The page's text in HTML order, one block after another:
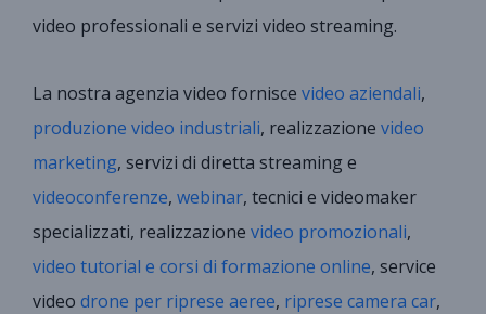
video professionali e servizi video streaming.
La nostra agenzia video fornisce video aziendali,
produzione video industriali, realizzazione video
marketing, servizi di diretta streaming e
videoconferenze, webinar, tecnici e videomaker
specializzati, realizzazione video promozionali,
video tutorial e corsi di formazione online, service
video drone per riprese aeree, riprese camera car,